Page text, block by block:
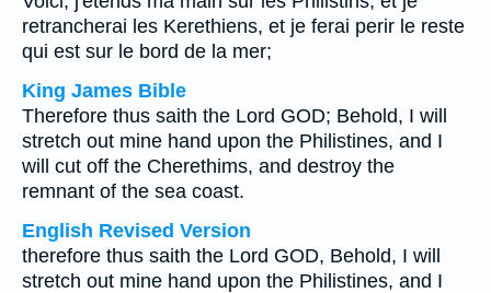
retrancherai les Kerethiens, et je ferai perir le reste
qui est sur le bord de la mer;
King James Bible
Therefore thus saith the Lord GOD; Behold, I will
stretch out mine hand upon the Philistines, and I
will cut off the Cherethims, and destroy the
remnant of the sea coast.
English Revised Version
therefore thus saith the Lord GOD, Behold, I will
stretch out mine hand upon the Philistines, and I